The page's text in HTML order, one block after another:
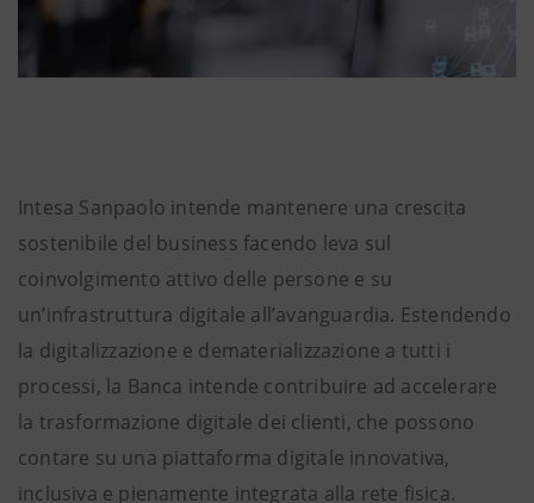
Intesa Sanpaolo intende mantenere una crescita
sostenibile del business facendo leva sul
coinvolgimento attivo delle persone e su
un’infrastruttura digitale all’avanguardia. Estendendo
la digitalizzazione e dematerializzazione a tutti i
processi, la Banca intende contribuire ad accelerare
la trasformazione digitale dei clienti, che possono
contare su una piattaforma digitale innovativa,
inclusiva e pienamente integrata alla rete fisica.